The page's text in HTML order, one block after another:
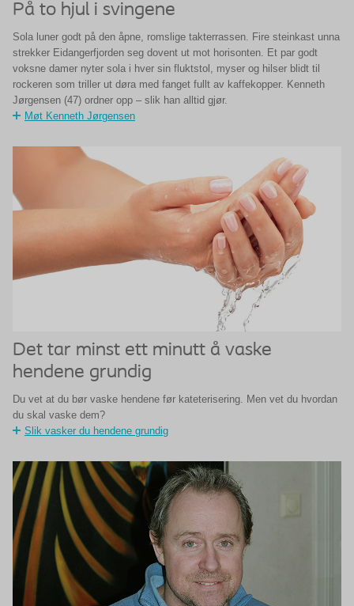
På to hjul i svingene
Sola luner godt på den åpne, romslige takterrassen. Fire steinkast unna
strekker Eidangerfjorden seg dovent ut mot horisonten. Et par godt
voksne damer nyter sola i hver sin fluktstol, myser og hilser blidt til
rockeren som triller ut døra med fanget fullt av kaffekopper. Kenneth
Jørgensen (47) ordner opp – slik han alltid gjør.
Møt Kenneth Jørgensen
Det tar minst ett minutt å vaske
hendene grundig
Du vet at du bør vaske hendene før kateterisering. Men vet du hvordan
du skal vaske dem?
Slik vasker du hendene grundig